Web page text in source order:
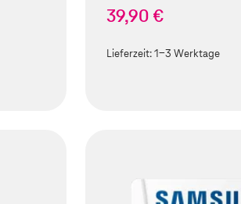
39,90 €
Lieferzeit:1-3 Werktage